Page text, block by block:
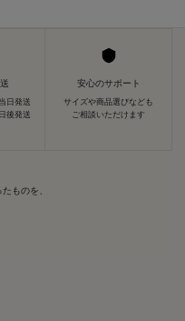
日発送
後発送
安心のサポート
サイズや商品選びなども
ご相談いただけます
ものを、